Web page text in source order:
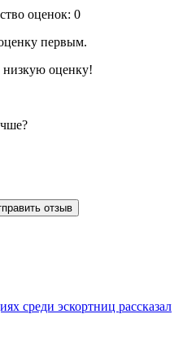
оценок: 0
первым.
оценку!
отзыв
среди эскортниц рассказал